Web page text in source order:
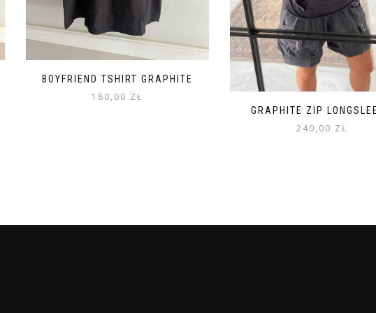
BOYFRIEND TSHIRT GRAPHITE
180,00 ZŁ
GRAPHITE ZIP
240,00 ZŁ